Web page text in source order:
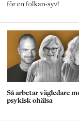
för en folkan-syv!
Så arbetar vägledare
psykisk ohälsa